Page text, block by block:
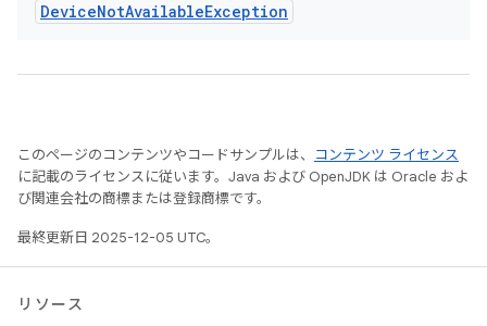
DeviceNotAvailableException
このページのコンテンツやコードサンプルは、
コンテンツ ライセンス
に記載のライセンスに従います。Java および OpenJDK は Oracle およ
び関連会社の商標または登録商標です。
最終更新日 2025-12-05 UTC。
リソース